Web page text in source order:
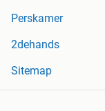
Perskamer
2dehands
Sitemap